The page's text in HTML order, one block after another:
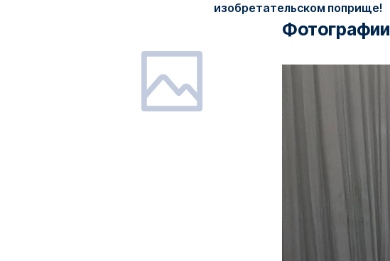
изобретательском поприще!
Фотографии